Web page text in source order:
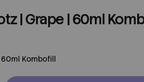
| Grape | 60ml
Kombofill